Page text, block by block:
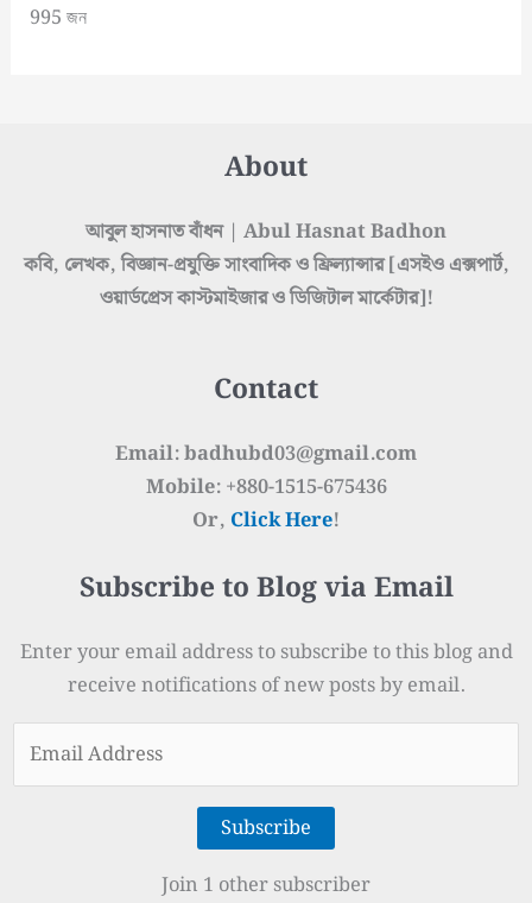
995 জন
About
আবুল হাসনাত বাঁধন | Abul Hasnat Badhon
কবি, লেখক, বিজ্ঞান-প্রযুক্তি সাংবাদিক ও ফ্রিল্যান্সার [এসইও এক্সপার্ট,
ওয়ার্ডপ্রেস কাস্টমাইজার ও ডিজিটাল মার্কেটার]!
Contact
Email: badhubd03@gmail.com
Mobile: +880-1515-675436
Or, Click Here!
Subscribe to Blog via Email
Enter your email address to subscribe to this blog and
receive notifications of new posts by email.
Address
Subscribe
Join 1 other subscriber